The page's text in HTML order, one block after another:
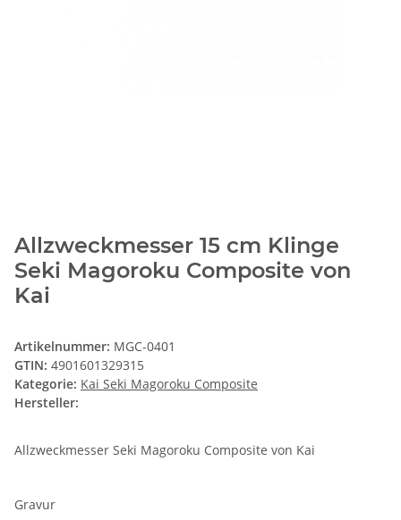
Allzweckmesser 15 cm Klinge
Seki Magoroku Composite von
Kai
Artikelnummer: MGC-0401
GTIN: 4901601329315
Kategorie: Kai Seki Magoroku Composite
Hersteller:
Allzweckmesser Seki Magoroku Composite von Kai
Gravur